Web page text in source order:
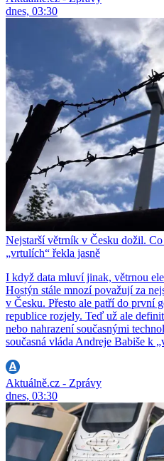
dnes, 03:30
Nejstarší větrník v Česku dožil.
„vrtulích“ řekla jasně
I když data mluví jinak, větrnou
Hostýn stále mnozí považují za
v Česku. Přesto ale patří do první
republice rozjely. Teď už ale
nebo nahrazení současnými
současná vláda Andreje Babiše k
Aktuálně.cz - Zprávy
dnes, 03:30